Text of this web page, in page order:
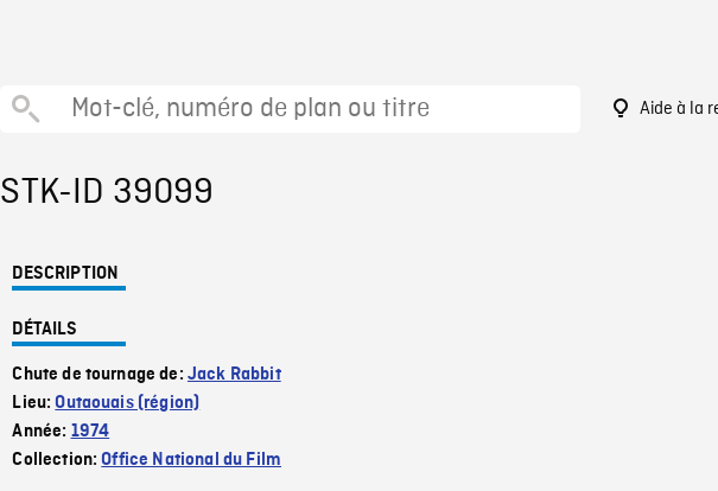
Aide à la
STK-ID 39099
DESCRIPTION
DÉTAILS
Chute de tournage de: Jack Rabbit
Lieu:Outaouais (région)
Année: 1974
Collection:Office National du Film